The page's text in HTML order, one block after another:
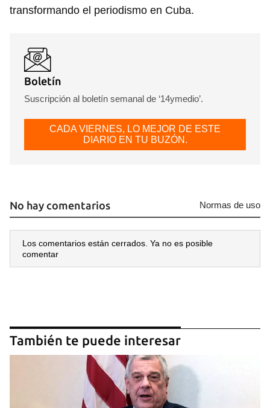
transformando el periodismo en Cuba.
Boletín
Suscripción al boletín semanal de ‘14ymedio’.
CADA VIERNES, LO MEJOR DE ESTE
DIARIO EN TU BUZÓN.
No hay comentarios Normas de uso
Los comentarios están cerrados. Ya no es posible
comentar
También te puede interesar